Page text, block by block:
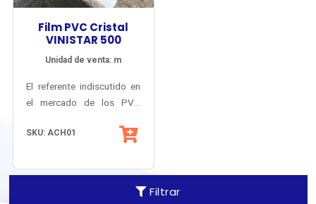
Filtrar
Film PVC Cristal
VINISTAR 500
Unidad de venta: m
El referente indiscutido en
el mercado de los PVC
fabricado en Japón.
transparencia, con filtro
protector UV sobre 95%.
Encogimiento térmico
SKU: ACH01